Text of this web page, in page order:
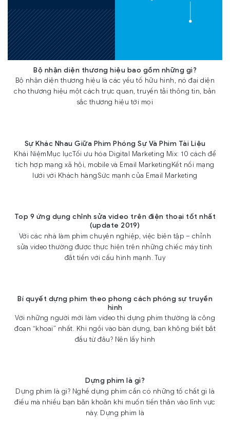
Bộ nhận diện thương hiệu bao gồm những gì?
Bộ nhận diện thương hiệu là các yếu tố hữu hình, nó đại diện
cho thương hiệu một cách trực quan, truyền tải thông tin, bản
sắc thương hiệu tới mọi
Sự Khác Nhau Giữa Phim Phóng Sự Và Phim Tài Liệu
Khái NiệmMục lụcTối ưu hóa Digital Marketing Mix: 10 cách để
tích hợp mạng xã hội, mobile và Email MarketingKết nối mạng
lưới với Khách hàngSức mạnh của Email Marketing
Top 9 ứng dụng chỉnh sửa video trên điện thoại tốt nhất
(update 2019)
Với các nhà làm phim chuyên nghiệp, việc biên tập – chỉnh
sửa video thường được thực hiện trên những chiếc máy tính
đắt tiền với cấu hình mạnh. Tuy
Bí quyết dựng phim theo phong cách phóng sự truyền
hình
Với những người mới làm video thì dựng phim thường là công
đoạn “khoai” nhất. Khi ngồi vào bàn dựng, bạn không biết bắt
đầu từ đâu? Nên lấy hình
Dựng phim là gì?
Dựng phim là gì? Nghề dựng phim cần có những tố chất gì là
điều mà nhiều bạn băn khoăn khi muốn tiến thân vào lĩnh vực
này. Dựng phim là